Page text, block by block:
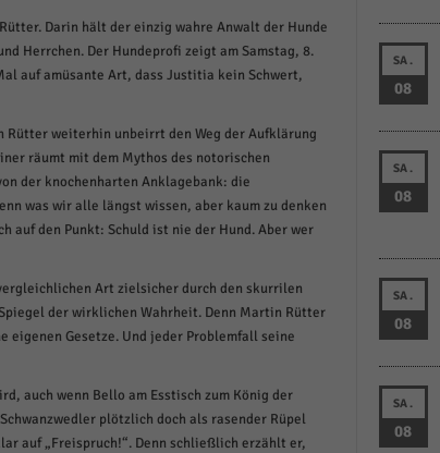
Darin hält der einzig wahre Anwalt der Hunde
Herrchen. Der Hundeprofi zeigt am Samstag, 8.
auf amüsante Art, dass Justitia kein Schwert,
Rütter weiterhin unbeirrt den Weg der Aufklärung
räumt mit dem Mythos des notorischen
der knochenharten Anklagebank: die
was wir alle längst wissen, aber kaum zu denken
auf den Punkt: Schuld ist nie der Hund. Aber wer
Art zielsicher durch den skurrilen
der wirklichen Wahrheit. Denn Martin Rütter
Gesetze. Und jeder Problemfall seine
auch wenn Bello am Esstisch zum König der
plötzlich doch als rasender Rüpel
auf „Freispruch!“. Denn schließlich erzählt er,
SA.
08
SA.
08
SA.
08
SA.
08
ermöglichen grundlegende Funktionen und sind für die einwandfreie
Informationen anonym. Diese Informationen helfen uns zu verstehen,
unsere Website nutzen.
werden von Drittanbietern oder Publishern verwendet, um personalisierte
Cookie-Informationen anzeigen
(6)